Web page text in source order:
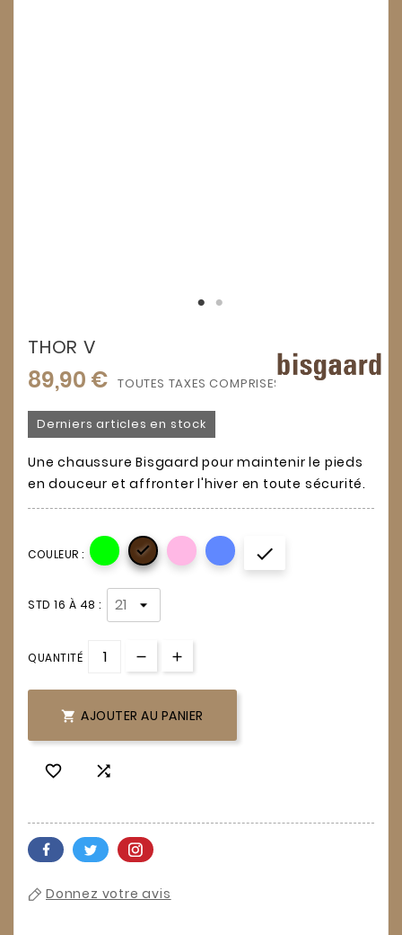
THOR V
89,90 € TOUTES TAXES COMPRISES
Derniers articles en stock
Une chaussure Bisgaard pour maintenir le pieds
en douceur et affronter l'hiver en toute sécurité.
COULEUR :  
STD 16 À 48 :
QUANTITÉ
 AJOUTER AU PANIER
 
Donnez votre avis